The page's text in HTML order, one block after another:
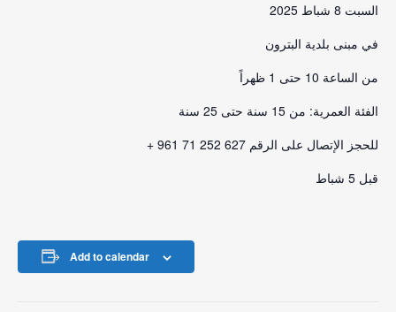
السبت 8 شباط 2025
في مبنى بلدية البترون
من الساعة 10 حتى 1 ظهراً
الفئة العمرية: من 15 سنة حتى 25 سنة
للحجز الإتصال على الرقم 627 252 71 961 +
قبل 5 شباط
Add to calendar